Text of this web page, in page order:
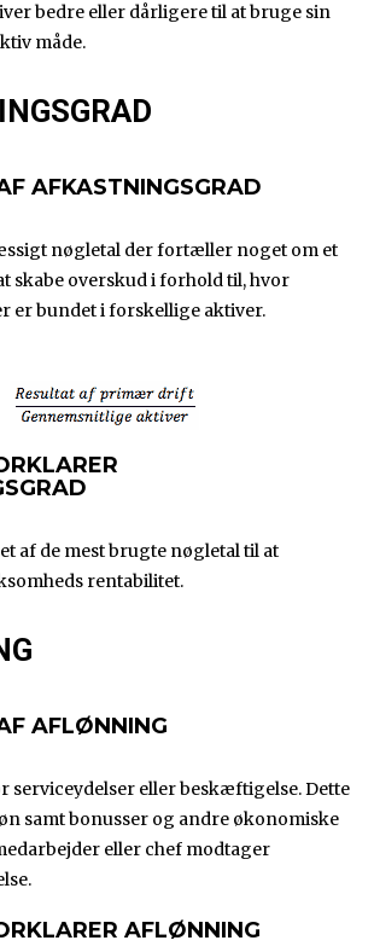
bedre eller dårligere til at bruge sin
måde.
AFKASTNINGSGRAD
nøgletal der fortæller noget om et
skabe overskud i forhold til, hvor
er bundet i forskellige aktiver.
af de mest brugte nøgletal til at
rentabilitet.
AFLØNNING
serviceydelser eller beskæftigelse. Dette
samt bonusser og andre økonomiske
eller chef modtager
AFLØNNING